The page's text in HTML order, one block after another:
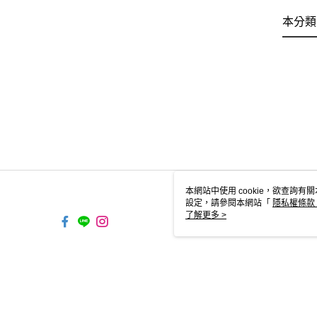
本分
本網站中使用 cookie，欲查詢有
設定，請參閱本網站「 隱私權條款
使用 cookie。
了解更多 >